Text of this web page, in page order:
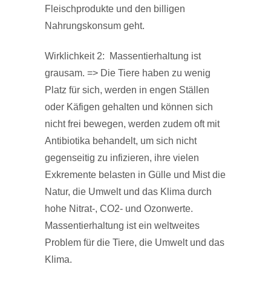
Fleischprodukte und den billigen
Nahrungskonsum geht.
Wirklichkeit 2: Massentierhaltung ist
grausam. => Die Tiere haben zu wenig
Platz für sich, werden in engen Ställen
oder Käfigen gehalten und können sich
nicht frei bewegen, werden zudem oft mit
Antibiotika behandelt, um sich nicht
gegenseitig zu infizieren, ihre vielen
Exkremente belasten in Gülle und Mist die
Natur, die Umwelt und das Klima durch
hohe Nitrat-, CO2- und Ozonwerte.
Massentierhaltung ist ein weltweites
Problem für die Tiere, die Umwelt und das
Klima.